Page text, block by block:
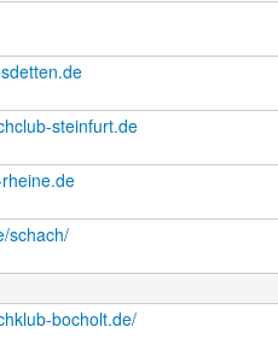
steinfurt.de
schach/
bocholt.de/